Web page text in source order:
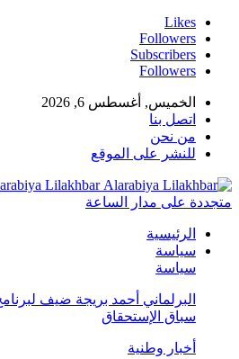
Likes
Followers
Subscribers
Followers
الخميس, أغسطس 6, 2026
اتصل بنا
من نحن
للنشر على الموقع
متجددة على مدار الساعة
الرئيسية
سياسة
سياسة
البرلماني أحمد بريجة ضيف
سباق الإستحقاق
أخبار وطنية